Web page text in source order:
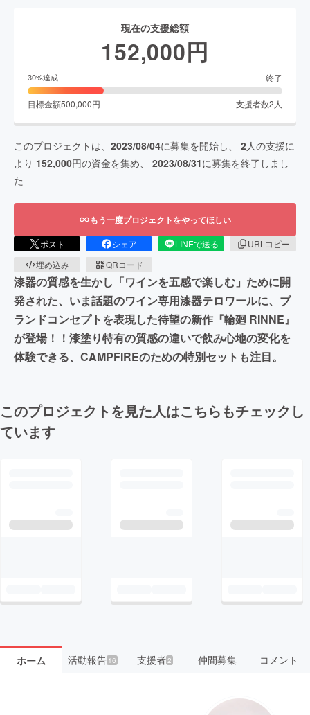
現在の支援総額
152,000円
30%達成 終了
目標金額500,000円 支援者数2 人
このプロジェクトは、 2023/08/04に募集を開始し、 2人の支援に
より 152,000円の資金を集め、 2023/08/31に募集を終了しまし
た
もう一度プロジェクトをやってほしい
ポスト シェア LINEで送る
URLコピー
埋め込み
QRコード
漆器の質感を生かし「ワインを五感で楽しむ」ために開
発された、いま話題のワイン専用漆器テロワールに、ブ
ランドコンセプトを表現した待望の新作『輪廻 RINNE』
が登場！！漆塗り特有の質感の違いで飲み心地の変化を
体験できる、CAMPFIREのための特別セットも注目。
このプロジェクトを見た人はこちらもチェックし
ています
ホーム 活動報告16 支援者2 仲間募集 コメント